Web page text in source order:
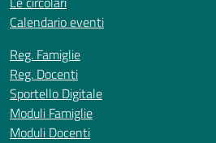
Calendario eventi
Reg. Famiglie
Reg. Docenti
Sportello Digitale
Moduli Famiglie
Moduli Docenti